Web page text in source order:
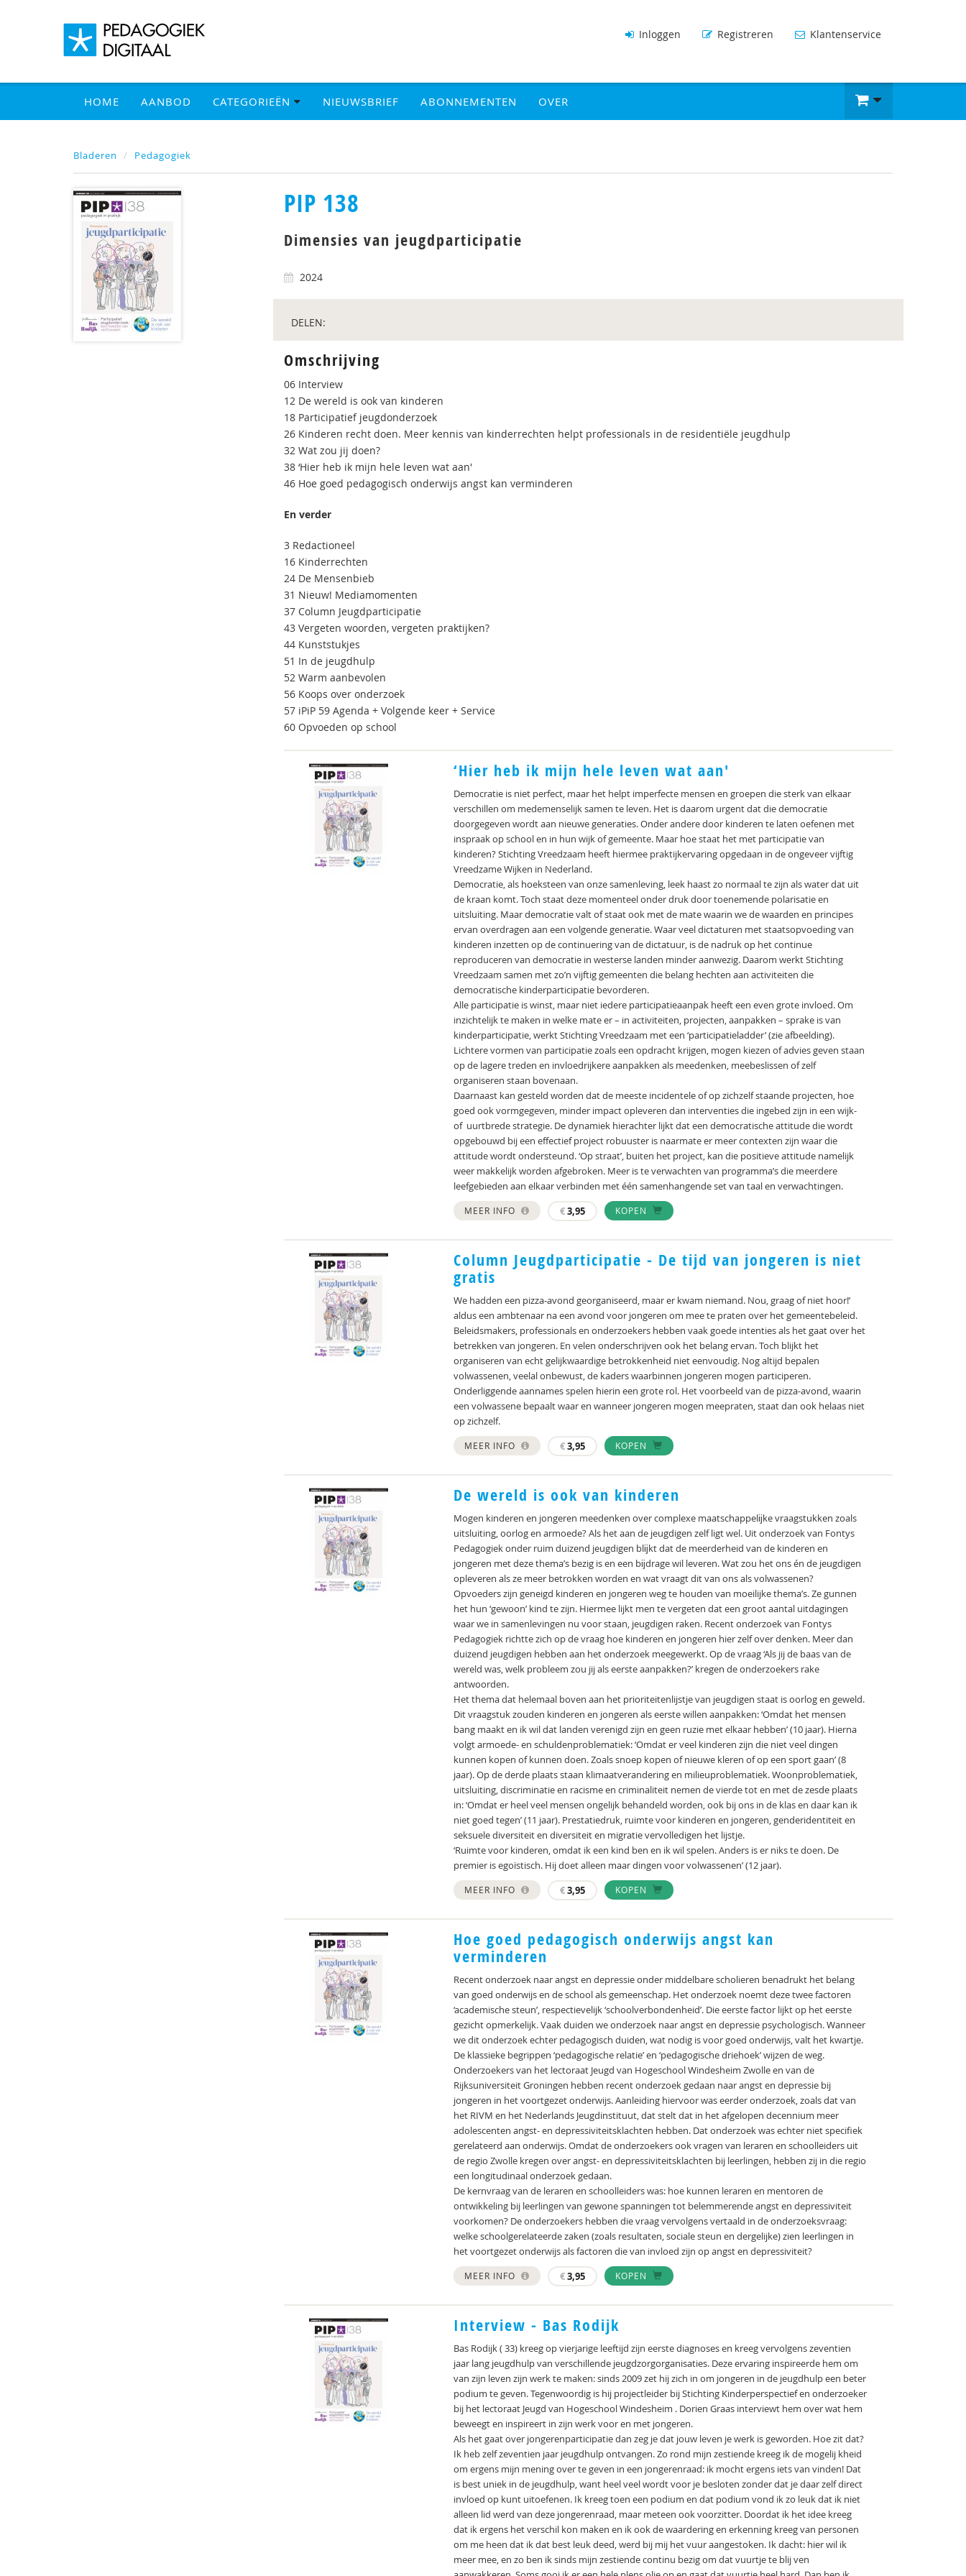
Inloggen Registreren Klantenservice
HOME AANBOD CATEGORIEËN NIEUWSBRIEF ABONNEMENTEN OVER
Bladeren Pedagogiek
PIP 138
Dimensies van jeugdparticipatie
2024
DELEN:
Omschrijving
06 Interview
12 De wereld is ook van kinderen
18 Participatief jeugdonderzoek
26 Kinderen recht doen. Meer kennis van kinderrechten helpt professionals in de residentiële jeugdhulp
32 Wat zou jij doen?
38 ‘Hier heb ik mijn hele leven wat aan'
46 Hoe goed pedagogisch onderwijs angst kan verminderen
En verder
3 Redactioneel
16 Kinderrechten
24 De Mensenbieb
31 Nieuw! Mediamomenten
37 Column Jeugdparticipatie
43 Vergeten woorden, vergeten praktijken?
44 Kunststukjes
51 In de jeugdhulp
52 Warm aanbevolen
56 Koops over onderzoek
57 iPiP 59 Agenda + Volgende keer + Service
60 Opvoeden op school
‘Hier heb ik mijn hele leven wat aan'
Democratie is niet perfect, maar het helpt imperfecte mensen en groepen die sterk van elkaar
verschillen om medemenselijk samen te leven. Het is daarom urgent dat die democratie
doorgegeven wordt aan nieuwe generaties. Onder andere door kinderen te laten oefenen met
inspraak op school en in hun wijk of gemeente. Maar hoe staat het met participatie van
kinderen? Stichting Vreedzaam heeft hiermee praktijkervaring opgedaan in de ongeveer vijftig
Vreedzame Wijken in Nederland.
Democratie, als hoeksteen van onze samenleving, leek haast zo normaal te zijn als water dat uit
de kraan komt. Toch staat deze momenteel onder druk door toenemende polarisatie en
uitsluiting. Maar democratie valt of staat ook met de mate waarin we de waarden en principes
ervan overdragen aan een volgende generatie. Waar veel dictaturen met staatsopvoeding van
kinderen inzetten op de continuering van de dictatuur, is de nadruk op het continue
reproduceren van democratie in westerse landen minder aanwezig. Daarom werkt Stichting
Vreedzaam samen met zo’n vijftig gemeenten die belang hechten aan activiteiten die
democratische kinderparticipatie bevorderen.
Alle participatie is winst, maar niet iedere participatieaanpak heeft een even grote invloed. Om
inzichtelijk te maken in welke mate er – in activiteiten, projecten, aanpakken – sprake is van
kinderparticipatie, werkt Stichting Vreedzaam met een ‘participatieladder’ (zie afbeelding).
Lichtere vormen van participatie zoals een opdracht krijgen, mogen kiezen of advies geven staan
op de lagere treden en invloedrijkere aanpakken als meedenken, meebeslissen of zelf
organiseren staan bovenaan.
Daarnaast kan gesteld worden dat de meeste incidentele of op zichzelf staande projecten, hoe
goed ook vormgegeven, minder impact opleveren dan interventies die ingebed zijn in een wijk-
of uurtbrede strategie. De dynamiek hierachter lijkt dat een democratische attitude die wordt
opgebouwd bij een effectief project robuuster is naarmate er meer contexten zijn waar die
attitude wordt ondersteund. ‘Op straat’, buiten het project, kan die positieve attitude namelijk
weer makkelijk worden afgebroken. Meer is te verwachten van programma’s die meerdere
leefgebieden aan elkaar verbinden met één samenhangende set van taal en verwachtingen.
MEER INFO €3,95 KOPEN
Column Jeugdparticipatie - De tijd van jongeren is niet
gratis
We hadden een pizza-avond georganiseerd, maar er kwam niemand. Nou, graag of niet hoor!’
aldus een ambtenaar na een avond voor jongeren om mee te praten over het gemeentebeleid.
Beleidsmakers, professionals en onderzoekers hebben vaak goede intenties als het gaat over het
betrekken van jongeren. En velen onderschrijven ook het belang ervan. Toch blijkt het
organiseren van echt gelijkwaardige betrokkenheid niet eenvoudig. Nog altijd bepalen
volwassenen, veelal onbewust, de kaders waarbinnen jongeren mogen participeren.
Onderliggende aannames spelen hierin een grote rol. Het voorbeeld van de pizza-avond, waarin
een volwassene bepaalt waar en wanneer jongeren mogen meepraten, staat dan ook helaas niet
op zichzelf.
MEER INFO €3,95 KOPEN
De wereld is ook van kinderen
Mogen kinderen en jongeren meedenken over complexe maatschappelĳke vraagstukken zoals
uitsluiting, oorlog en armoede? Als het aan de jeugdigen zelf ligt wel. Uit onderzoek van Fontys
Pedagogiek onder ruim duizend jeugdigen blĳkt dat de meerderheid van de kinderen en
jongeren met deze thema’s bezig is en een bĳdrage wil leveren. Wat zou het ons én de jeugdigen
opleveren als ze meer betrokken worden en wat vraagt dit van ons als volwassenen?
Opvoeders zijn geneigd kinderen en jongeren weg te houden van moeilijke thema’s. Ze gunnen
het hun ‘gewoon’ kind te zijn. Hiermee lijkt men te vergeten dat een groot aantal uitdagingen
waar we in samenlevingen nu voor staan, jeugdigen raken. Recent onderzoek van Fontys
Pedagogiek richtte zich op de vraag hoe kinderen en jongeren hier zelf over denken. Meer dan
duizend jeugdigen hebben aan het onderzoek meegewerkt. Op de vraag ‘Als jij de baas van de
wereld was, welk probleem zou jij als eerste aanpakken?’ kregen de onderzoekers rake
antwoorden.
Het thema dat helemaal boven aan het prioriteitenlijstje van jeugdigen staat is oorlog en geweld.
Dit vraagstuk zouden kinderen en jongeren als eerste willen aanpakken: ‘Omdat het mensen
bang maakt en ik wil dat landen verenigd zijn en geen ruzie met elkaar hebben’ (10 jaar). Hierna
volgt armoede- en schuldenproblematiek: ‘Omdat er veel kinderen zijn die niet veel dingen
kunnen kopen of kunnen doen. Zoals snoep kopen of nieuwe kleren of op een sport gaan’ (8
jaar). Op de derde plaats staan klimaatverandering en milieuproblematiek. Woonproblematiek,
uitsluiting, discriminatie en racisme en criminaliteit nemen de vierde tot en met de zesde plaats
in: ‘Omdat er heel veel mensen ongelijk behandeld worden, ook bij ons in de klas en daar kan ik
niet goed tegen’ (11 jaar). Prestatiedruk, ruimte voor kinderen en jongeren, genderidentiteit en
seksuele diversiteit en diversiteit en migratie vervolledigen het lijstje.
‘Ruimte voor kinderen, omdat ik een kind ben en ik wil spelen. Anders is er niks te doen. De
premier is egoïstisch. Hij doet alleen maar dingen voor volwassenen’ (12 jaar).
MEER INFO €3,95 KOPEN
Hoe goed pedagogisch onderwijs angst kan
verminderen
Recent onderzoek naar angst en depressie onder middelbare scholieren benadrukt het belang
van goed onderwijs en de school als gemeenschap. Het onderzoek noemt deze twee factoren
‘academische steun’, respectievelijk ‘schoolverbondenheid’. Die eerste factor lijkt op het eerste
gezicht opmerkelijk. Vaak duiden we onderzoek naar angst en depressie psychologisch. Wanneer
we dit onderzoek echter pedagogisch duiden, wat nodig is voor goed onderwijs, valt het kwartje.
De klassieke begrippen ‘pedagogische relatie’ en ‘pedagogische driehoek’ wijzen de weg.
Onderzoekers van het lectoraat Jeugd van Hogeschool Windesheim Zwolle en van de
Rijksuniversiteit Groningen hebben recent onderzoek gedaan naar angst en depressie bij
jongeren in het voortgezet onderwijs. Aanleiding hiervoor was eerder onderzoek, zoals dat van
het RIVM en het Nederlands Jeugdinstituut, dat stelt dat in het afgelopen decennium meer
adolescenten angst- en depressiviteitsklachten hebben. Dat onderzoek was echter niet specifiek
gerelateerd aan onderwijs. Omdat de onderzoekers ook vragen van leraren en schoolleiders uit
de regio Zwolle kregen over angst- en depressiviteitsklachten bij leerlingen, hebben zij in die regio
een longitudinaal onderzoek gedaan.
De kernvraag van de leraren en schoolleiders was: hoe kunnen leraren en mentoren de
ontwikkeling bij leerlingen van gewone spanningen tot belemmerende angst en depressiviteit
voorkomen? De onderzoekers hebben die vraag vervolgens vertaald in de onderzoeksvraag:
welke schoolgerelateerde zaken (zoals resultaten, sociale steun en dergelijke) zien leerlingen in
het voortgezet onderwijs als factoren die van invloed zijn op angst en depressiviteit?
MEER INFO €3,95 KOPEN
Interview - Bas Rodijk
Bas Rodijk ( 33) kreeg op vierjarige leeftijd zijn eerste diagnoses en kreeg vervolgens zeventien
jaar lang jeugdhulp van verschillende jeugdzorgorganisaties. Deze ervaring inspireerde hem om
van zijn leven zijn werk te maken: sinds 2009 zet hij zich in om jongeren in de jeugdhulp een beter
podium te geven. Tegenwoordig is hij projectleider bij Stichting Kinderperspectief en onderzoeker
bij het lectoraat Jeugd van Hogeschool Windesheim . Dorien Graas interviewt hem over wat hem
beweegt en inspireert in zijn werk voor en met jongeren.
Als het gaat over jongerenparticipatie dan zeg je dat jouw leven je werk is geworden. Hoe zit dat?
Ik heb zelf zeventien jaar jeugdhulp ontvangen. Zo rond mijn zestiende kreeg ik de mogelij kheid
om ergens mijn mening over te geven in een jongerenraad: ik mocht ergens iets van vinden! Dat
is best uniek in de jeugdhulp, want heel veel wordt voor je besloten zonder dat je daar zelf direct
invloed op kunt uitoefenen. Ik kreeg toen een podium en dat podium vond ik zo leuk dat ik niet
alleen lid werd van deze jongerenraad, maar meteen ook voorzitter. Doordat ik het idee kreeg
dat ik ergens het verschil kon maken en ik ook de waardering en erkenning kreeg van personen
om me heen dat ik dat best leuk deed, werd bij mij het vuur aangestoken. Ik dacht: hier wil ik
meer mee, en zo ben ik sinds mijn zestiende continu bezig om dat vuurtje te blij ven